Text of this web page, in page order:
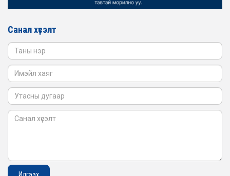
Санал хүсэлт